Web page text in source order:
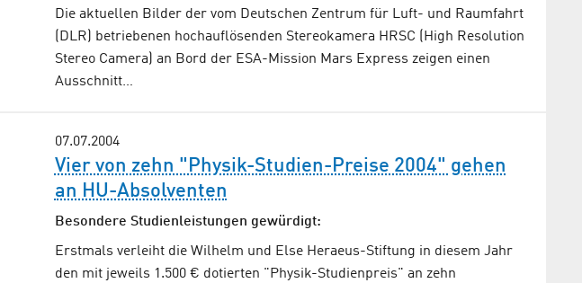
Die aktuellen Bilder der vom Deutschen Zentrum für Luft- und Raumfahrt
(DLR) betriebenen hochauflösenden Stereokamera HRSC (High Resolution
Stereo Camera) an Bord der ESA-Mission Mars Express zeigen einen
Ausschnitt…
07.07.2004
Vier von zehn "Physik-Studien-Preise 2004" gehen
an HU-Absolventen
Besondere Studienleistungen gewürdigt:
Erstmals verleiht die Wilhelm und Else Heraeus-Stiftung in diesem Jahr
den mit jeweils 1.500 € dotierten "Physik-Studienpreis" an zehn